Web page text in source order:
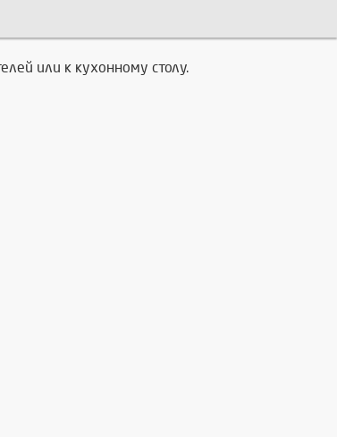
или к кухонному столу.